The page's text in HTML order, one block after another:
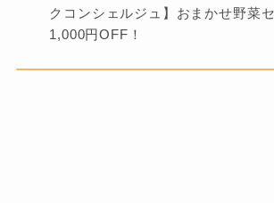
クコンシェルジュ】おまかせ野菜
1,000円OFF！